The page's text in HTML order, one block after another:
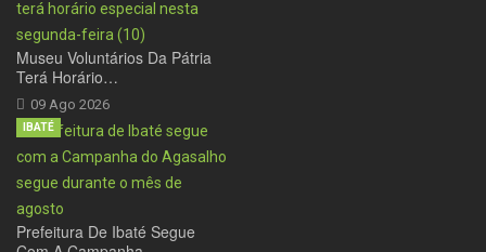
Museu Voluntários Da Pátria
Terá Horário…
09 Ago 2026
Prefeitura De Ibaté Segue
IBATÉ